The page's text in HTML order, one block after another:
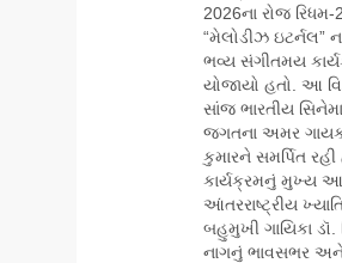
2026ના રોજ રિધમ-
“મેલોડીઝ ઇટર્નલ”
ભવ્ય સંગીતમય
યોજાયો હતો. આ
સાંજ ભારતીય સિનેમા
જગતના અમર ગાયક
કુમારને સમર્પિત રહી
કાર્યક્રમનું મુખ્ય
આંતરરાષ્ટ્રીય
બહુમુખી ગાયિકા ડૉ.
નાગનું ભાવસભર